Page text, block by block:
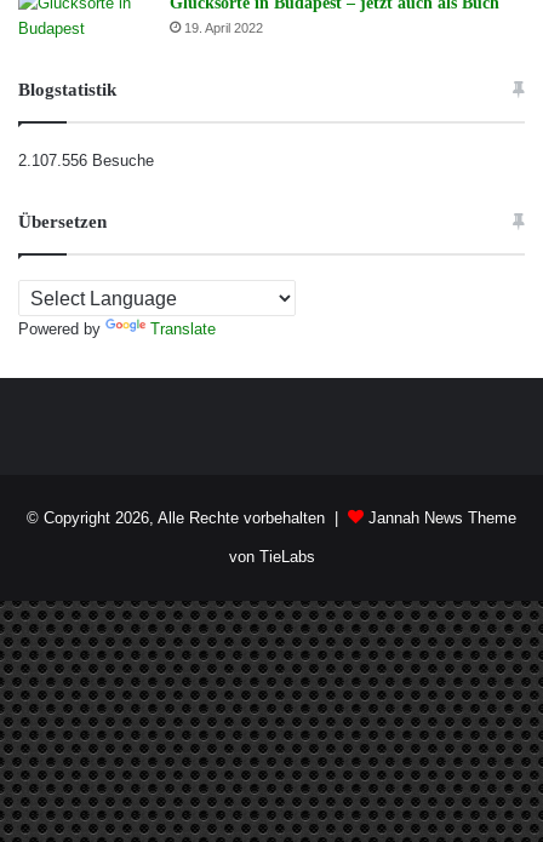
19. April 2022
Blogstatistik
2.107.556 Besuche
Übersetzen
Powered by Translate
© Copyright 2026, Alle Rechte vorbehalten | Jannah News Theme
von TieLabs